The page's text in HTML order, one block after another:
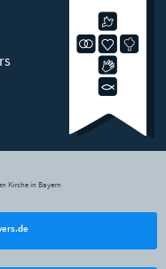
Kirche in Bayern